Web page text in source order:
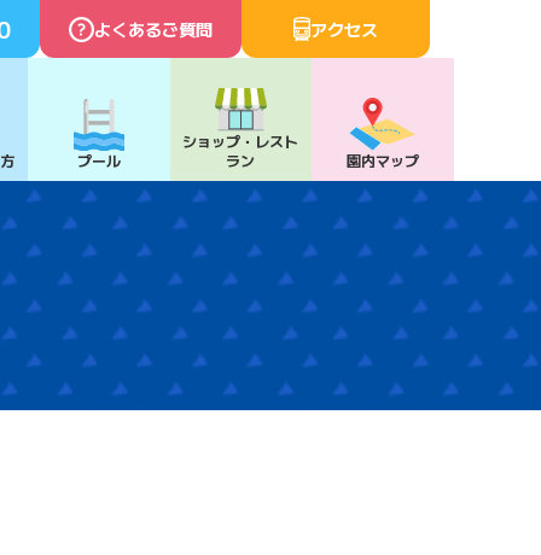
よくあるご質問 アクセス
プール
ショップ・ レスト
ラン
園内マップ